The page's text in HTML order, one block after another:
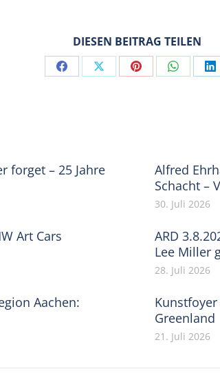
DIESEN BEITRAG TEILEN
Share Share Share Share
forget – 25 Jahre
Alfred
Schacht –
30. Juli 2026
Art Cars
ARD
Lee Miller
28. Juli 2026
Aachen:
Greenland
21. Juli 2026